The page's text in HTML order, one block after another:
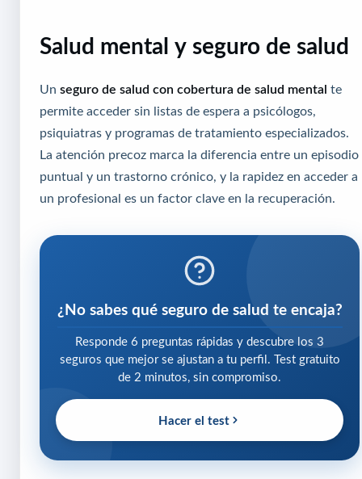
Salud mental y seguro de salud
Un seguro de salud con cobertura de salud mental te
permite acceder sin listas de espera a psicólogos,
psiquiatras y programas de tratamiento especializados.
La atención precoz marca la diferencia entre un episodio
puntual y un trastorno crónico, y la rapidez en acceder a
un profesional es un factor clave en la recuperación.
¿No sabes qué seguro de salud te encaja?
Responde 6 preguntas rápidas y descubre los 3
seguros que mejor se ajustan a tu perfil. Test gratuito
de 2 minutos, sin compromiso.
Hacer el test